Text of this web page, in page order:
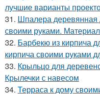
лучшие варианты
31. Шпалера деревянная
своими руками.
32. Барбекю из кирпича
кирпича своими руками
33. Крыльцо для
Крылечки с навесом
34. Терраса к дому